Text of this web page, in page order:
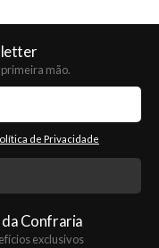
mão.
de Privacidade
da Confraria
exclusivos